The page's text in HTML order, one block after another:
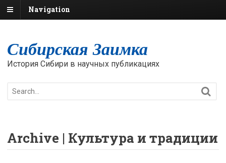
Navigation
Сибирская Заимка
История Сибири в научных публикациях
Archive | Культура и традиции